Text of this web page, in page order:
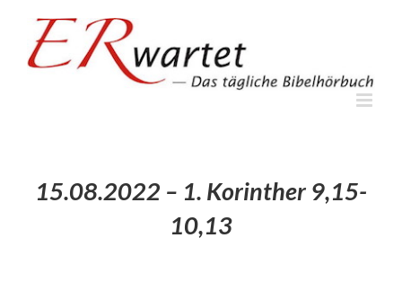
springen
15.08.2022 – 1. Korinther 9,15-
10,13